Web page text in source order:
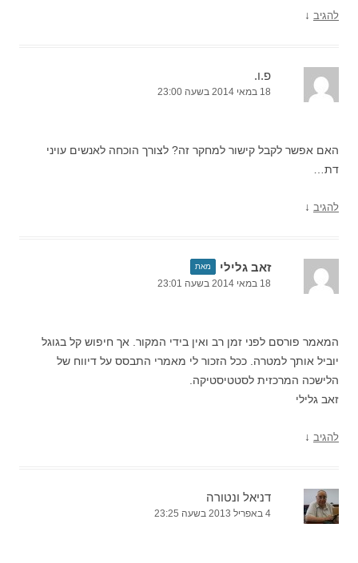
להגיב ↓
פ.ו.
18 במאי 2014 בשעה 23:00
האם אפשר לקבל קישור למחקר זה? לצורך הוכחה לאנשים עויני
דת…
להגיב ↓
זאב גלילי מאת
18 במאי 2014 בשעה 23:01
המאמר פורסם לפני זמן רב ואין בידי המקור. אך חיפוש קל בגוגל
יוביל אותך למטרה. ככל הזכור לי מאמרי התבסס על דיווח של
הלישכה המרכזית לסטטיסטיקה.
זאב גלילי
להגיב ↓
דניאל ונטורה
4 באפריל 2013 בשעה 23:25